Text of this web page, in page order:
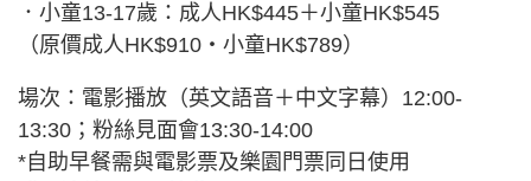
．小童13-17歲：成人HK$445＋小童HK$545
（原價成人HK$910・小童HK$789）
場次：電影播放（英文語音＋中文字幕）12:00-
13:30；粉絲見面會13:30-14:00
*自助早餐需與電影票及樂園門票同日使用